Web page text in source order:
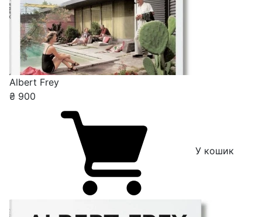
Albert Frey
₴ 900
У кошик